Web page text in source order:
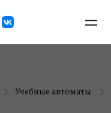
Учебные автоматы